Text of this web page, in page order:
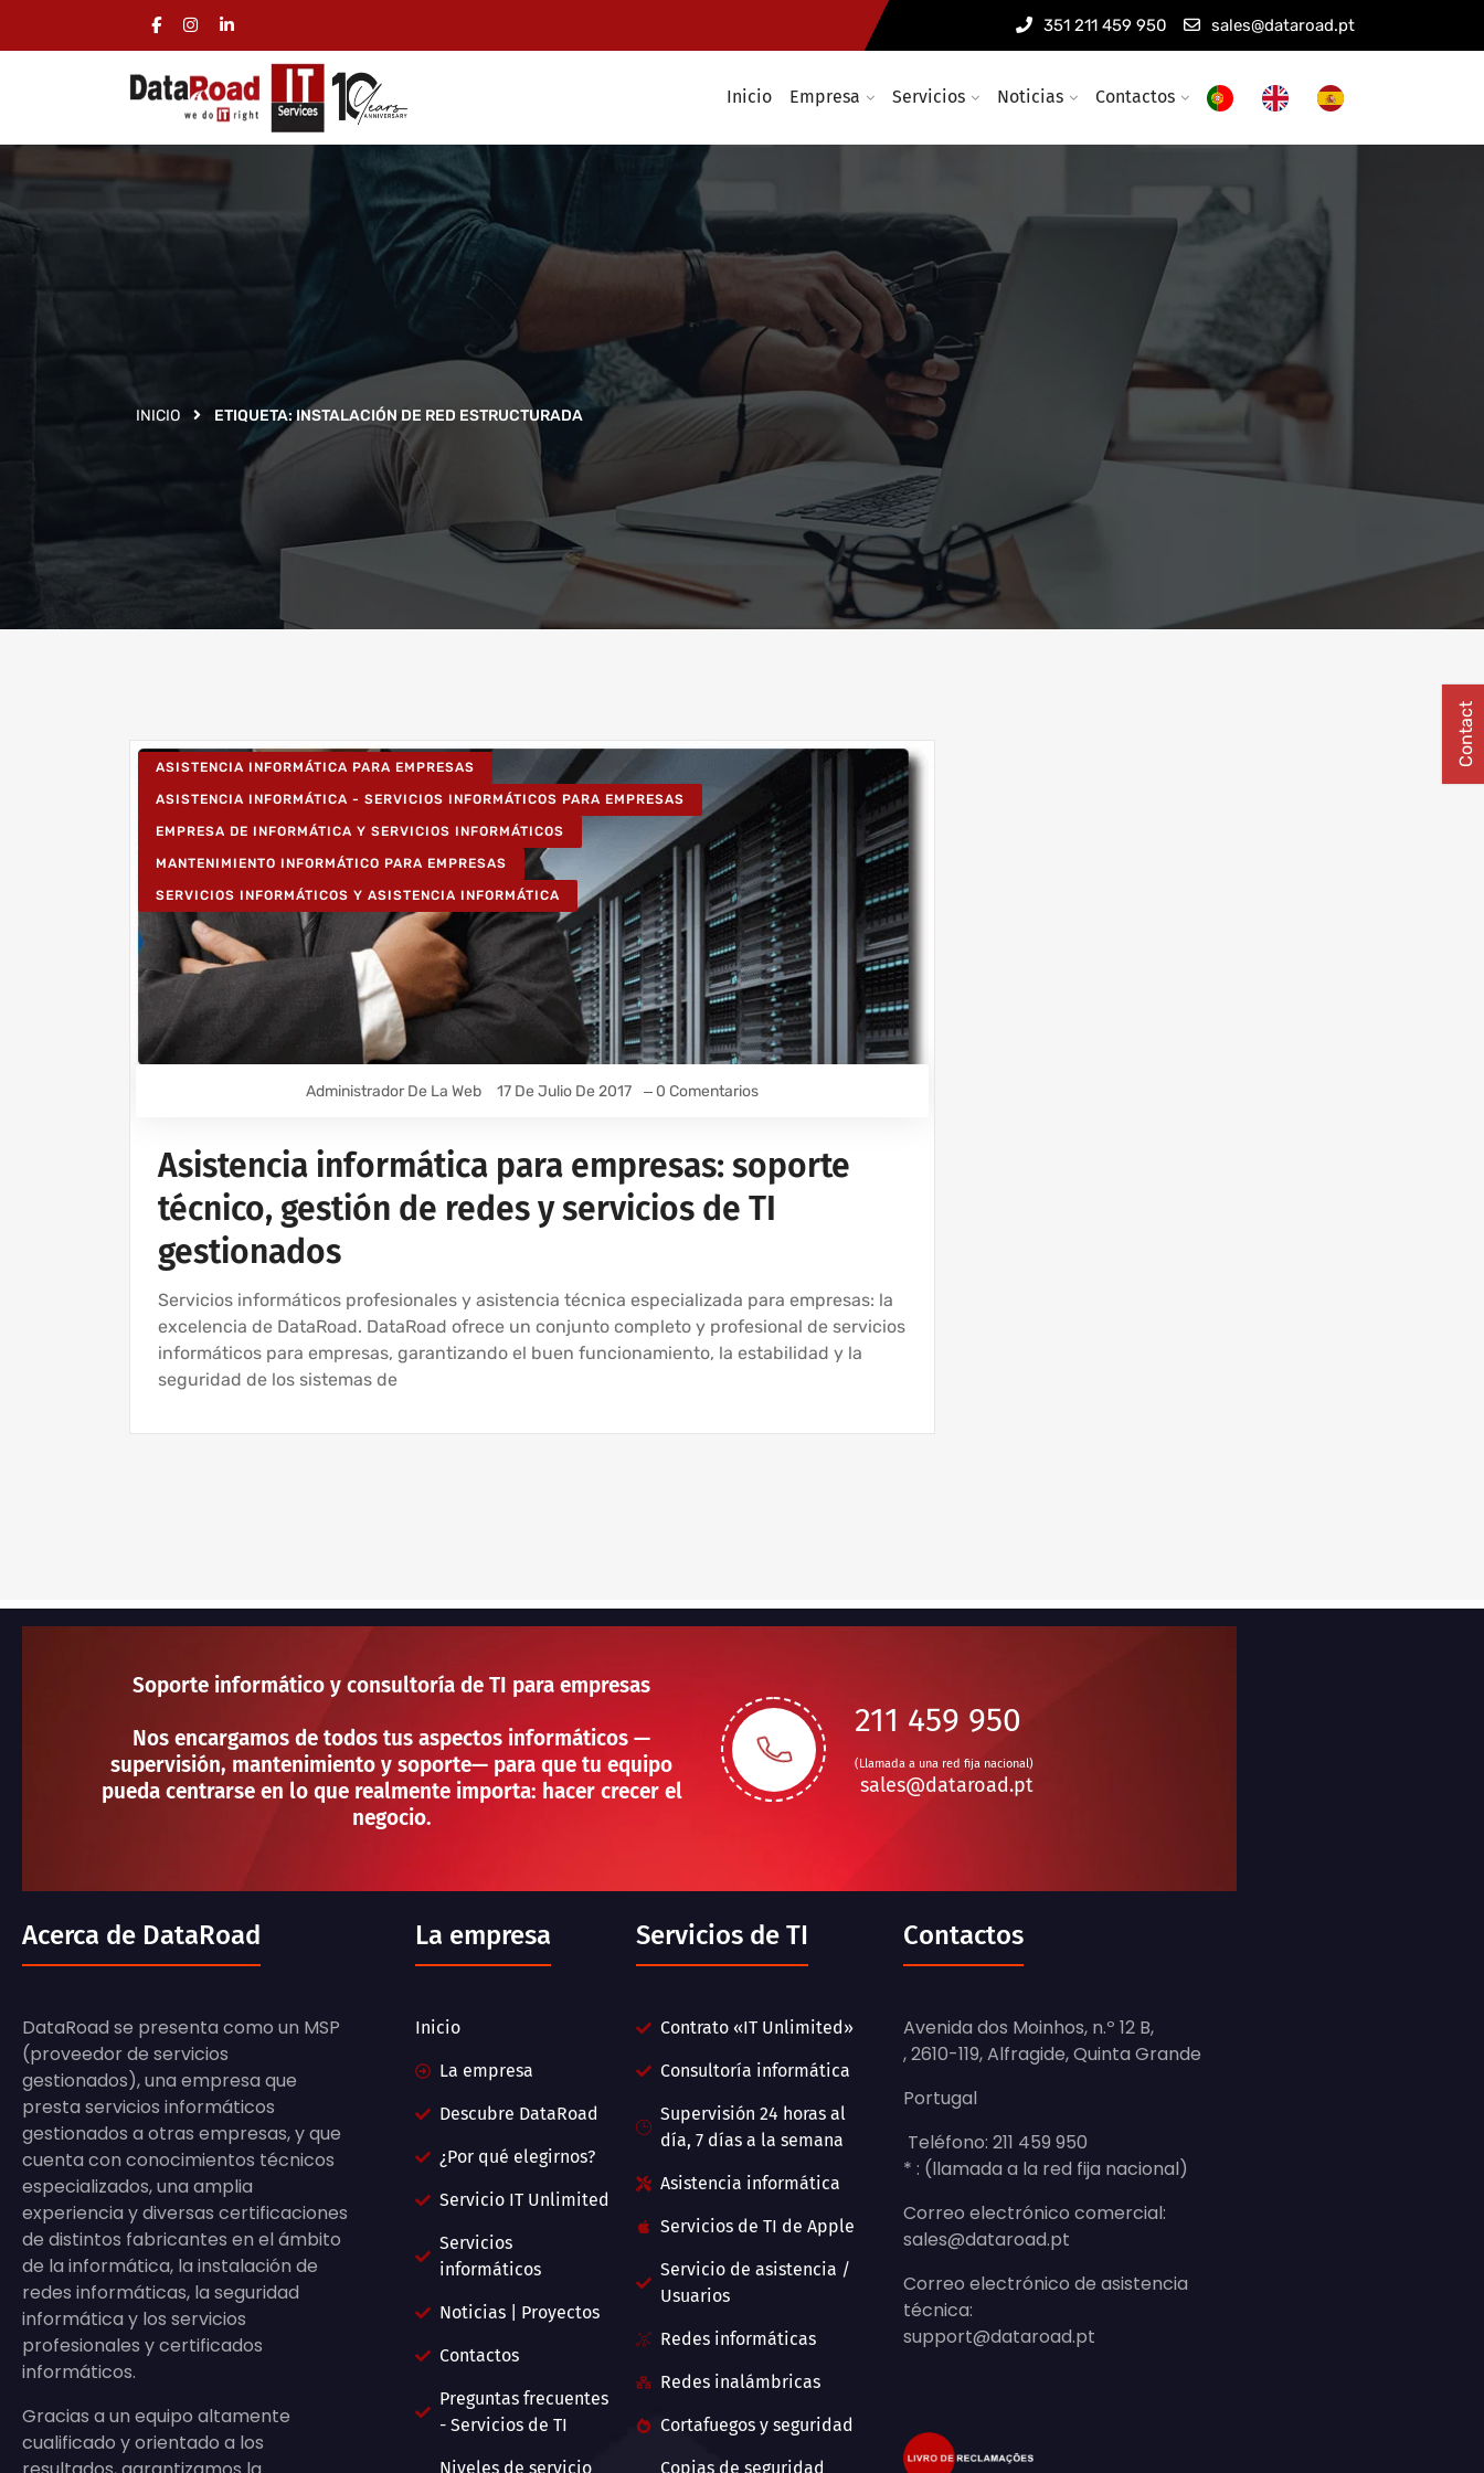
351 211 459 950 sales@dataroad.pt
Inicio Empresa Servicios Noticias Contactos
INICIO ETIQUETA:INSTALACIÓN DE RED ESTRUCTURADA
ASISTENCIA INFORMÁTICA PARA EMPRESAS
ASISTENCIA INFORMÁTICA - SERVICIOS INFORMÁTICOS PARA EMPRESAS
EMPRESA DE INFORMÁTICA Y SERVICIOS INFORMÁTICOS
MANTENIMIENTO INFORMÁTICO PARA EMPRESAS
SERVICIOS INFORMÁTICOS Y ASISTENCIA INFORMÁTICA
Administrador De La Web 17 De Julio De 2017 0 Comentarios
Asistencia informática para empresas: soporte
técnico, gestión de redes y servicios de TI
gestionados
Servicios informáticos profesionales y asistencia técnica especializada para empresas: la
excelencia de DataRoad. DataRoad ofrece un conjunto completo y profesional de servicios
informáticos para empresas, garantizando el buen funcionamiento, la estabilidad y la
seguridad de los sistemas de
Soporte informático y consultoría de TI para empresas
Nos encargamos de todos tus aspectos informáticos —
supervisión, mantenimiento y soporte— para que tu equipo
pueda centrarse en lo que realmente importa: hacer crecer el
negocio.
211 459 950
(Llamada a una red fija nacional)
sales@dataroad.pt
Acerca de DataRoad
DataRoad se presenta como un MSP
(proveedor de servicios
gestionados), una empresa que
presta servicios informáticos
gestionados a otras empresas, y que
cuenta con conocimientos técnicos
especializados, una amplia
experiencia y diversas certificaciones
de distintos fabricantes en el ámbito
de la informática, la instalación de
redes informáticas, la seguridad
informática y los servicios
profesionales y certificados
informáticos.
Gracias a un equipo altamente
cualificado y orientado a los
La empresa
Inicio
La empresa
Descubre DataRoad
¿Por qué elegirnos?
Servicio IT Unlimited
Servicios
informáticos
Noticias | Proyectos
Contactos
Preguntas frecuentes
- Servicios de TI
Niveles de servicio
Servicios de TI
Contrato «IT Unlimited»
Consultoría informática
Supervisión 24 horas al
día, 7 días a la semana
Asistencia informática
Servicios de TI de Apple
Servicio de asistencia /
Usuarios
Redes informáticas
Redes inalámbricas
Cortafuegos y seguridad
Copias de seguridad
Contactos
Avenida dos Moinhos, n.º 12 B,
, 2610-119, Alfragide, Quinta Grande
Portugal
Teléfono: 211 459 950
* : (llamada a la red fija nacional)
Correo electrónico comercial:
sales@dataroad.pt
Correo electrónico de asistencia
técnica:
support@dataroad.pt
Contact